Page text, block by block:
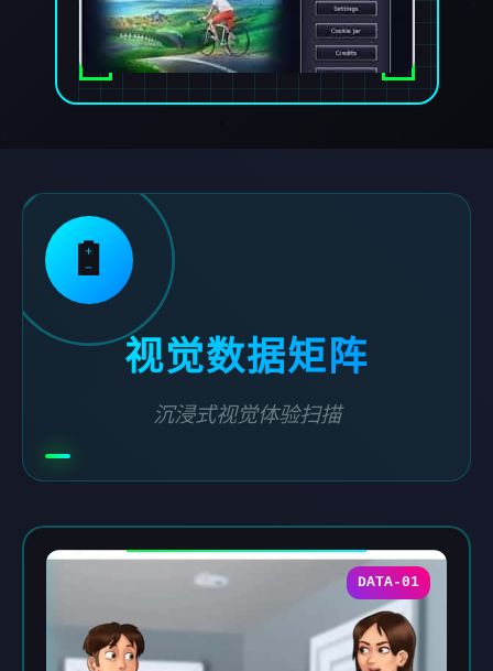
🔋
视觉数据矩阵
沉浸式视觉体验扫描
DATA-01